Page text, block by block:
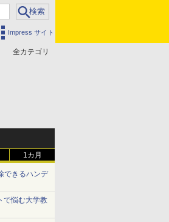
Impress サイト
全カテゴリ
1カ月
できるハンデ
で悩む大学教